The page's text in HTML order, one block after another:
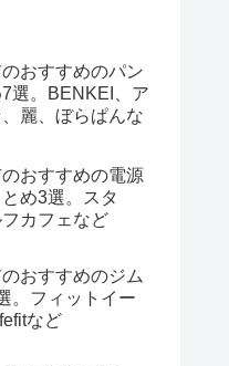
おすすめのパン
選。BENKEI、ア
麗、ぼらぱんな
おすすめの電源
め3選。スタ
カフェなど
おすすめのジム
。フィットイー
など